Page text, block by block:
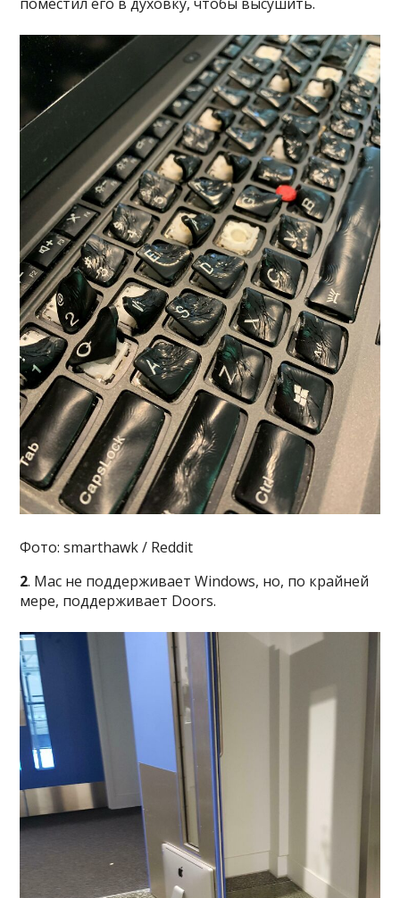
Фото: smarthawk / Reddit
2. Mac не поддерживает Windows, но, по крайней
мере, поддерживает Doors.